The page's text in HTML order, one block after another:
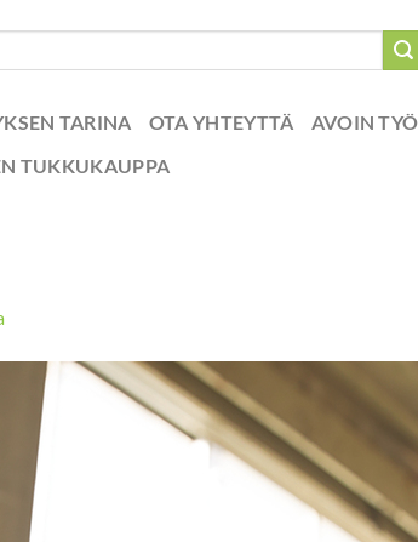
TARINA OTA YHTEYTTÄ
AVOIN
TUKKUKAUPPA